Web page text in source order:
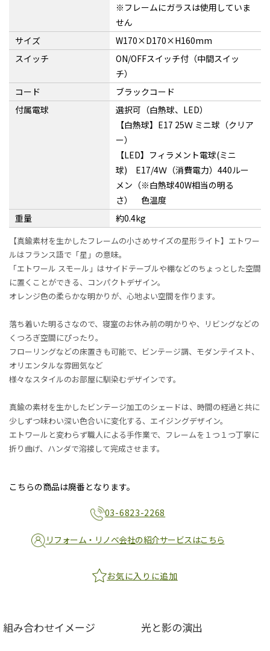
※フレームにガラスは使用していま
せん
サイズ
W170×D170×H160mm
スイッチ
ON/OFFスイッチ付（中間スイッ
チ）
コード
ブラックコード
付属電球
選択可（白熱球、LED）
【白熱球】E17 25Ｗ ミニ球（クリア
ー）
【LED】フィラメント電球(ミニ
球) E17/4Ｗ（消費電力）440ルー
メン（※白熱球40W相当の明る
さ） 色温度
重量
約0.4kg
【真鍮素材を生かしたフレームの小さめサイズの星形ライト】エトワー
ルはフランス語で「星」の意味。
「エトワール スモール」はサイドテーブルや棚などのちょっとした空間
に置くことができる、コンパクトデザイン。
オレンジ色の柔らかな明かりが、心地よい空間を作ります。
落ち着いた明るさなので、寝室のお休み前の明かりや、リビングなどの
くつろぎ空間にぴったり。
フローリングなどの床置きも可能で、ビンテージ調、モダンテイスト、
オリエンタルな雰囲気など
様々なスタイルのお部屋に馴染むデザインです。
真鍮の素材を生かしたビンテージ加工のシェードは、時間の経過と共に
少しずつ味わい深い色合いに変化する、エイジングデザイン。
エトワールと変わらず職人による手作業で、フレームを１つ１つ丁寧に
折り曲げ、ハンダで溶接して完成させます。
こちらの商品は廃番となります。
03-6823-2268
リフォーム・リノベ会社の紹介サービスはこちら
お気に入りに追加
組み合わせイメージ 光と影の演出